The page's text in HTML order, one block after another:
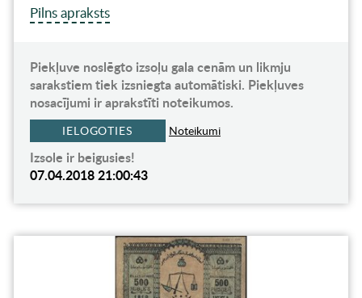
Pilns apraksts
Piekļuve noslēgto izsoļu gala cenām un likmju
sarakstiem tiek izsniegta automātiski. Piekļuves
nosacījumi ir aprakstīti noteikumos.
IELOGOTIES Noteikumi
Izsole ir beigusies!
07.04.2018 21:00:43